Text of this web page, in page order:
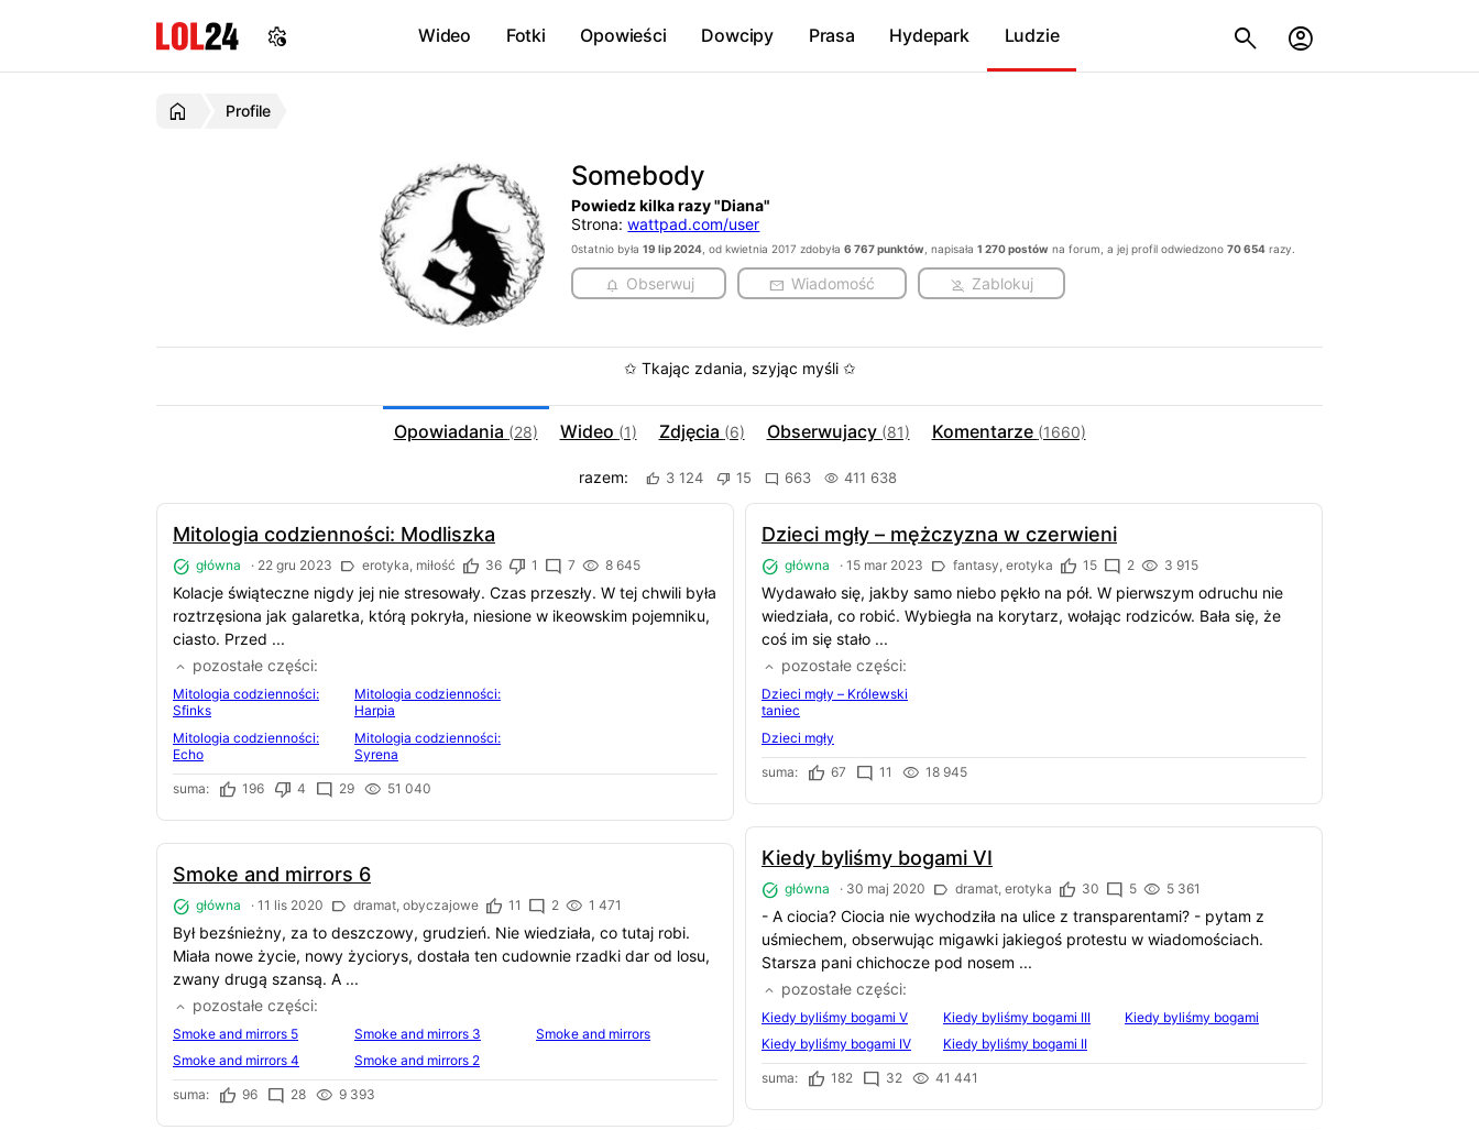
Wideo Fotki Opowieści Dowcipy Prasa Hydepark Ludzie
Profile
Somebody
Powiedz kilka razy "Diana"
Strona:wattpad.com/user
0statnio była19 lip 2024 , od kwietnia 2017 zdobyła6 767 punktów , napisała1 270 postów na forum, a jej profil odwiedzono70 654 razy.
Obserwuj Wiadomość Zablokuj
✩ Tkając zdania, szyjąc myśli ✩
Opowiadania (28) Wideo (1) Zdjęcia (6) Obserwujacy (81) Komentarze (1660)
razem: 3 124 15 663 411 638
Mitologia codzienności: Modliszka
główna · 22 gru 2023 erotyka, miłość 36 1 7 8 645
Kolacje świąteczne nigdy jej nie stresowały. Czas przeszły. W tej chwili była
roztrzęsiona jak galaretka, którą pokryła, niesione w ikeowskim pojemniku,
ciasto. Przed ...
pozostałe części
Mitologia codzienności:
Sfinks
Mitologia codzienności:
Echo
Mitologia codzienności:
Harpia
Mitologia codzienności:
Syrena
suma: 196 4 29 51 040
Dzieci mgły – mężczyzna w czerwieni
główna · 15 mar 2023 fantasy, erotyka 15 2 3 915
Wydawało się, jakby samo niebo pękło na pół. W pierwszym odruchu nie
wiedziała, co robić. Wybiegła na korytarz, wołając rodziców. Bała się, że
coś im się stało ...
pozostałe części
Dzieci mgły – Królewski
taniec
Dzieci mgły
suma: 67 11 18 945
Smoke and mirrors 6
główna · 11 lis 2020 dramat, obyczajowe 11 2 1 471
Był bezśnieżny, za to deszczowy, grudzień. Nie wiedziała, co tutaj robi.
Miała nowe życie, nowy życiorys, dostała ten cudownie rzadki dar od losu,
zwany drugą szansą. A ...
pozostałe części
Smoke and mirrors 5
Smoke and mirrors 4
Smoke and mirrors 3
Smoke and mirrors 2
Smoke and mirrors
suma: 96 28 9 393
Kiedy byliśmy bogami VI
główna · 30 maj 2020 dramat, erotyka 30 5 5 361
- A ciocia? Ciocia nie wychodziła na ulice z transparentami? - pytam z
uśmiechem, obserwując migawki jakiegoś protestu w wiadomościach.
Starsza pani chichocze pod nosem ...
pozostałe części
Kiedy byliśmy bogami V
Kiedy byliśmy bogami IV
Kiedy byliśmy bogami III
Kiedy byliśmy bogami II
Kiedy byliśmy bogami
suma: 182 32 41 441